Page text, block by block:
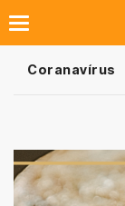
Coranavírus